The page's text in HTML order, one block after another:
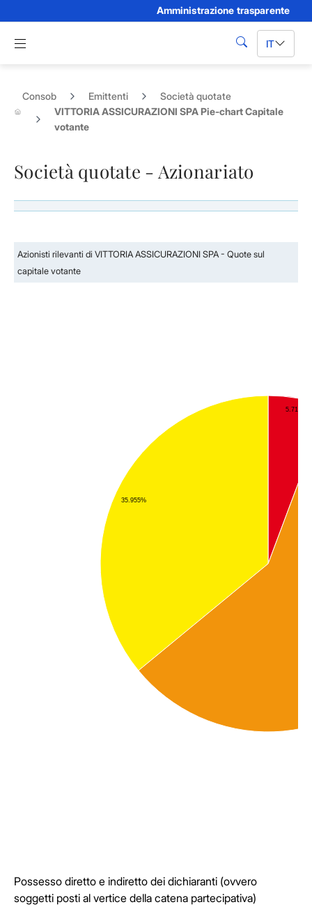
Amministrazione trasparente
Apri menu di navigazione
cerca IT
Consob Emittenti
Società quotate
VITTORIA ASSICURAZIONI SPA Pie-chart Capitale
votante
Società quotate - Azionariato
Azionisti rilevanti di VITTORIA ASSICURAZIONI SPA - Quote sul
capitale votante
5.712%
35.955%
Possesso diretto e indiretto dei dichiaranti (ovvero
soggetti posti al vertice della catena partecipativa)